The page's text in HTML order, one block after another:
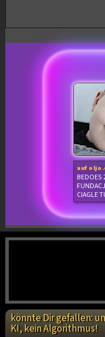
auf
BEDOES
CIAGLE
könnte Dir gefallen:
KI, kein Algorithmus!